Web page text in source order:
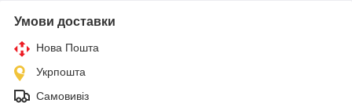
Умови доставки
Нова Пошта
Укрпошта
Самовивіз